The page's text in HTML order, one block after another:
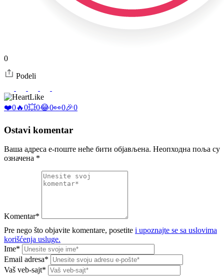
0
Podeli
Like
❤️0🔥0💥0😂0👀0🎉0
Ostavi komentar
Ваша адреса е-поште неће бити објављена. Неопходна поља су
означена *
Komentar*
Pre nego što objavite komentare, posetite i upoznajte se sa uslovima
korišćenja usluge.
Ime*
Email adresa*
Vaš veb-sajt*